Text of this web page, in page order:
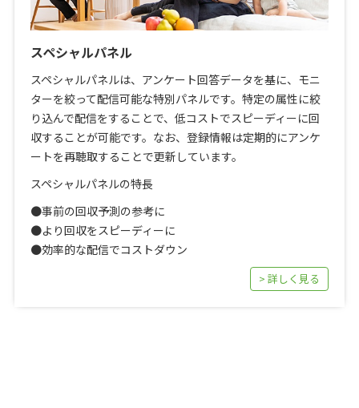
スペシャルパネル
スペシャルパネルは、アンケート回答データを基に、モニ
ターを絞って配信可能な特別パネルです。特定の属性に絞
り込んで配信をすることで、低コストでスピーディーに回
収することが可能です。なお、登録情報は定期的にアンケ
ートを再聴取することで更新しています。
スペシャルパネルの特長
●事前の回収予測の参考に
●より回収をスピーディーに
●効率的な配信でコストダウン
> 詳しく見る